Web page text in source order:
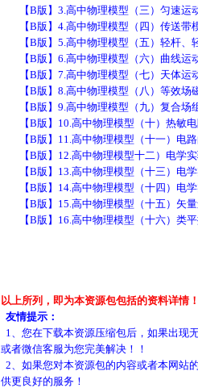
【B版】3.高中物理模型（三）匀速运动
【B版】4.高中物理模型（四）传送带模
【B版】5.高中物理模型（五）轻杆、轻
【B版】6.高中物理模型（六）曲线运动
【B版】7.高中物理模型（七）天体运动
【B版】8.高中物理模型（八）等效场磁
【B版】9.高中物理模型（九）复合场组
【B版】10.高中物理模型（十）热敏电
【B版】11.高中物理模型（十一）电路
【B版】12.高中物理模型十二）电学实
【B版】13.高中物理模型（十三）电学
【B版】14.高中物理模型（十四）电学
【B版】15.高中物理模型（十五）矢量
【B版】16.高中物理模型（十六）类平
以上所列，即为本资源包包括的资料详情！
友情提示：
1、您在下载本资源压缩包后，如果出现
或者微信客服为您完美解决！！
2、如果您对本资源包的内容或者本网站
供更良好的服务！